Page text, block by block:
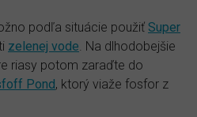
podľa situácie použiť Super
zelenej vode . Na dlhodobejšie
riasy potom zaraďte do
Pond, ktorý viaže fosfor z